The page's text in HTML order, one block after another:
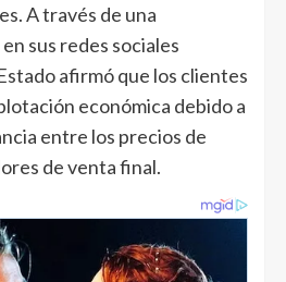
A través de una
sus redes sociales
afirmó que los clientes
económica debido a
entre los precios de
de venta final.